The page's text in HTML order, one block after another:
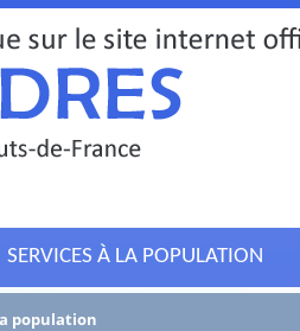
SERVICES À LA POPULATION
population